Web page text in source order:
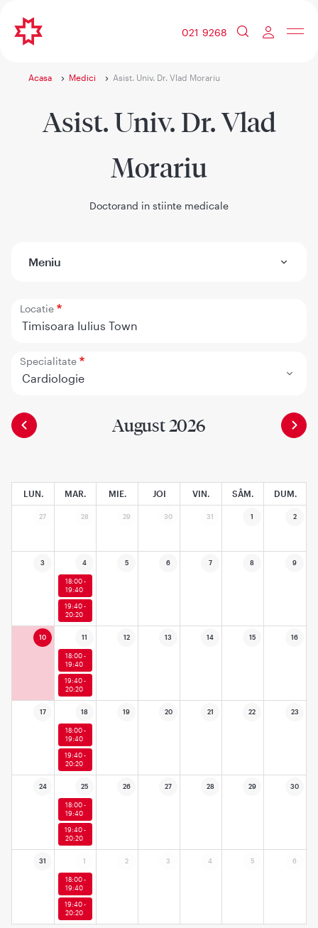
021 9268
Acasa Medici Asist. Univ. Dr. Vlad Morariu
Asist. Univ. Dr. Vlad
Morariu
Doctorand in stiinte medicale
Meniu
Locatie
Timisoara Iulius Town
Specialitate
Cardiologie
August 2026
LUN. MAR. MIE. JOI VIN. SÂM. DUM.
27 28 29 30 31 1 2
3 4 5 6 7 8 9
18:00 -
19:40
19:40 -
20:20
10 11 12 13 14 15 16
18:00 -
19:40
19:40 -
20:20
17 18 19 20 21 22 23
18:00 -
19:40
19:40 -
20:20
24 25 26 27 28 29 30
18:00 -
19:40
19:40 -
20:20
31 1 2 3 4 5 6
18:00 -
19:40
19:40 -
20:20